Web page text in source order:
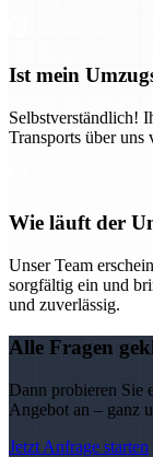
Ist mein
Selbstverständlich!
Transports über uns
Wie läuft der
Unser Team
sorgfältig ein und
und zuverlässig.
Alle Fragen
Dann probieren Sie
Angebot an – ganz
Jetzt Anfrage starten